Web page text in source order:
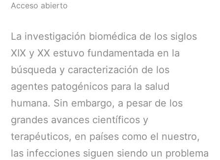
Acceso abierto
La investigación biomédica de los siglos
XIX y XX estuvo fundamentada en la
búsqueda y caracterización de los
agentes patogénicos para la salud
humana. Sin embargo, a pesar de los
grandes avances científicos y
terapéuticos, en países como el nuestro,
las infecciones siguen siendo un problema